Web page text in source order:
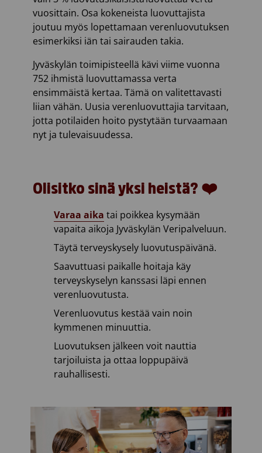
vuosittain. Osa kokeneista luovuttajista
joutuu myös lopettamaan verenluovutuksen
esimerkiksi iän tai sairauden takia.
Jyväskylän toimipisteellä kävi viime vuonna
752 ihmistä luovuttamassa verta
ensimmäistä kertaa. Tämä on valitettavasti
liian vähän. Uusia verenluovuttajia tarvitaan,
jotta potilaiden hoito pystytään turvaamaan
nyt ja tulevaisuudessa.
Olisitko sinä yksi heistä? ❤️
Varaa aika tai poikkea kysymään
vapaita aikoja Jyväskylän Veripalveluun.
Täytä terveyskysely luovutuspäivänä.
Saavuttuasi paikalle hoitaja käy
terveyskyselyn kanssasi läpi ennen
verenluovutusta.
Verenluovutus kestää vain noin
kymmenen minuuttia.
Luovutuksen jälkeen voit nauttia
tarjoiluista ja ottaa loppupäivä
rauhallisesti.